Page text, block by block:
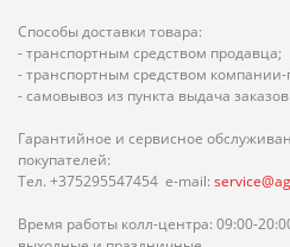
Способы доставки товара:
- транспортным средством продавца;
- транспортным средством компании-
- самовывоз из пункта выдача заказов.
Гарантийное и сервисное
покупателей:
Тел. +375295547454 e-mail:
Время работы колл-центра: 09:00-